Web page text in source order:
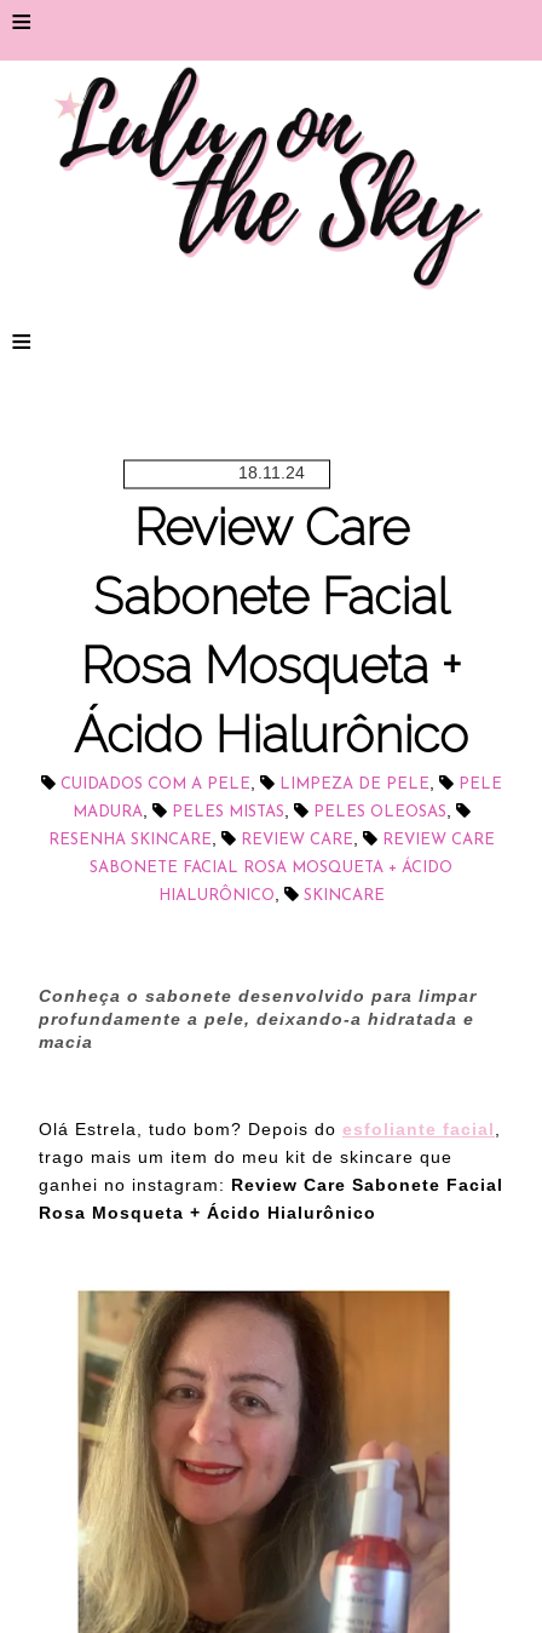
≡
≡
18.11.24
Review Care
Sabonete Facial
Rosa Mosqueta +
Ácido Hialurônico
CUIDADOS COM A PELE, LIMPEZA DE PELE,
PELE
MADURA, PELES MISTAS, PELES OLEOSAS,
RESENHA SKINCARE, REVIEW CARE,
REVIEW CARE
SABONETE FACIAL ROSA MOSQUETA + ÁCIDO
HIALURÔNICO, SKINCARE
Conheça o sabonete desenvolvido para limpar
profundamente a pele, deixando-a hidratada e
macia
Olá Estrela, tudo bom? Depois do esfoliante facial,
trago mais um item do meu kit de skincare que
ganhei no instagram: Review Care Sabonete Facial
Rosa Mosqueta + Ácido Hialurônico